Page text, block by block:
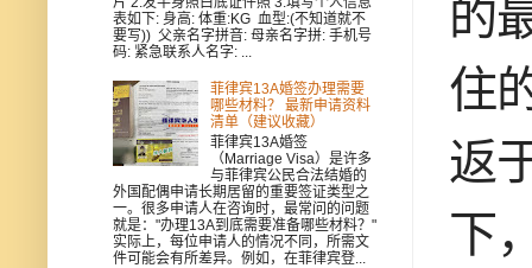
的
住
返
下
表如下: 身高: 体重:KG 血型:(不知道就不
要写)) 父亲名字拼音: 母亲名字拼: 手机号
码: 紧急联系人名字: ...
菲律宾13A婚签办理需要
哪些材料？ 最新申请资料
清单（建议收藏）
菲律宾13A婚签
（Marriage Visa）是许多
与菲律宾公民合法结婚的
外国配偶申请长期居留的重要签证类型之
一。很多申请人在咨询时，最常问的问题
就是："办理13A到底需要准备哪些材料？"
实际上，每位申请人的情况不同，所需文
件可能会有所差异。例如，在菲律宾登...